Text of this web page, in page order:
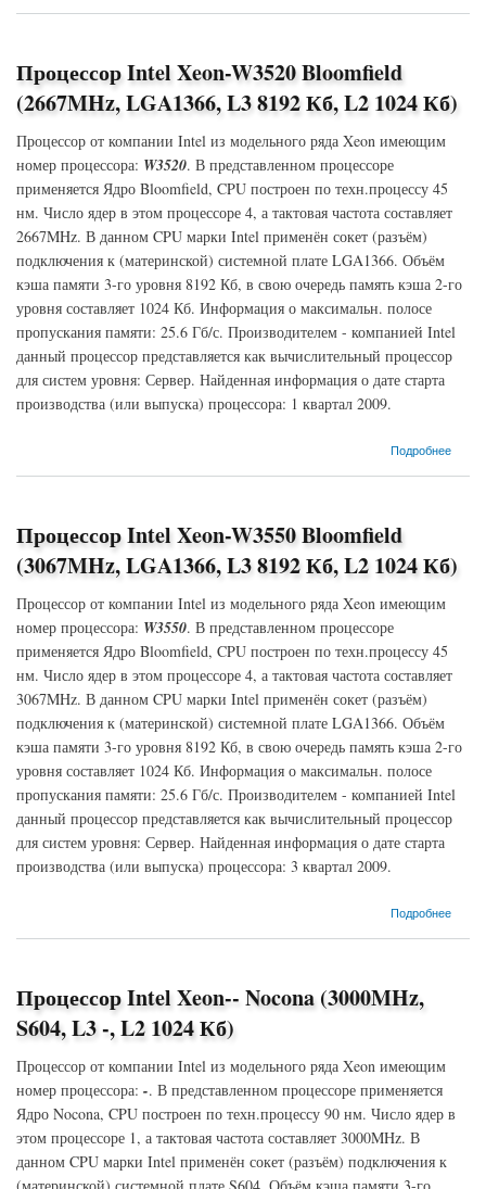
Процессор Intel Xeon-W3520 Bloomfield
(2667MHz, LGA1366, L3 8192 Кб, L2 1024 Кб)
Процессор от компании Intel из модельного ряда Xeon имеющим
номер процессора: W3520. В представленном процессоре
применяется Ядро Bloomfield, CPU построен по техн.процессу 45
нм. Число ядер в этом процессоре 4, а тактовая частота составляет
2667MHz. В данном CPU марки Intel применён сокет (разъём)
подключения к (материнской) системной плате LGA1366. Объём
кэша памяти 3-го уровня 8192 Кб, в свою очередь память кэша 2-го
уровня составляет 1024 Кб. Информация о максимальн. полосе
пропускания памяти: 25.6 Гб/с. Производителем - компанией Intel
данный процессор представляется как вычислительный процессор
для систем уровня: Сервер. Найденная информация о дате старта
производства (или выпуска) процессора: 1 квартал 2009.
Подробнее
о Процессор Intel Xeon-W3520 Bloomfield (2667MHz, LGA1366, L3 8192 Кб, L2 1024 Кб)
Процессор Intel Xeon-W3550 Bloomfield
(3067MHz, LGA1366, L3 8192 Кб, L2 1024 Кб)
Процессор от компании Intel из модельного ряда Xeon имеющим
номер процессора: W3550. В представленном процессоре
применяется Ядро Bloomfield, CPU построен по техн.процессу 45
нм. Число ядер в этом процессоре 4, а тактовая частота составляет
3067MHz. В данном CPU марки Intel применён сокет (разъём)
подключения к (материнской) системной плате LGA1366. Объём
кэша памяти 3-го уровня 8192 Кб, в свою очередь память кэша 2-го
уровня составляет 1024 Кб. Информация о максимальн. полосе
пропускания памяти: 25.6 Гб/с. Производителем - компанией Intel
данный процессор представляется как вычислительный процессор
для систем уровня: Сервер. Найденная информация о дате старта
производства (или выпуска) процессора: 3 квартал 2009.
Подробнее
о Процессор Intel Xeon-W3550 Bloomfield (3067MHz, LGA1366, L3 8192 Кб, L2 1024 Кб)
Процессор Intel Xeon-- Nocona (3000MHz,
S604, L3 -, L2 1024 Кб)
Процессор от компании Intel из модельного ряда Xeon имеющим
номер процессора: -. В представленном процессоре применяется
Ядро Nocona, CPU построен по техн.процессу 90 нм. Число ядер в
этом процессоре 1, а тактовая частота составляет 3000MHz. В
данном CPU марки Intel применён сокет (разъём) подключения к